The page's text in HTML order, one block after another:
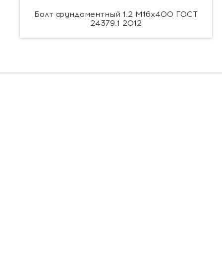
Болт фундаментный 1.2 М16х400 ГОСТ
24379.1 2012